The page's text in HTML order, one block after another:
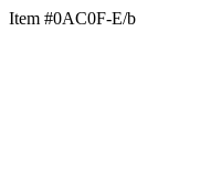
Item #0AC0F-E/b